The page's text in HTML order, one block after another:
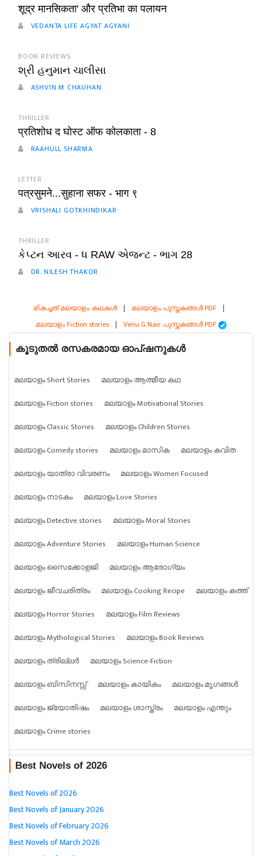
शूद्र मानसिकता' और प्रतिभा का पलायन
VEDANTA LIFE AGYAT AGYANI
BOOK REVIEWS
શ્રી હનુમાન ચાલીસા
ASHVIN M CHAUHAN
THRILLER
प्रतिशोध द घोस्ट ऑफ कोलकाता - 8
RAAHULL SHARMA
LETTER
पत्रसुमने...सुहाना सफर - भाग ९
VRISHALI GOTKHINDIKAR
THRILLER
કેપ્ટન આરવ - ધ RAW એજન્ટ - ભાગ 28
DR. NILESH THAKOR
മികച്ചത് മലയാളം കഥകൾ | മലയാളം പുസ്തകങ്ങൾ PDF |
മലയാളം Fiction stories | Venu G Nair പുസ്തകങ്ങൾ PDF
കൂടുതൽ രസകരമായ ഓപ്ഷനുകൾ
മലയാളം Short Stories
മലയാളം ആത്മീയ കഥ
മലയാളം Fiction stories
മലയാളം Motivational Stories
മലയാളം Classic Stories
മലയാളം Children Stories
മലയാളം Comedy stories
മലയാളം മാസിക
മലയാളം കവിത
മലയാളം യാത്രാ വിവരണം
മലയാളം Women Focused
മലയാളം നാടകം
മലയാളം Love Stories
മലയാളം Detective stories
മലയാളം Moral Stories
മലയാളം Adventure Stories
മലയാളം Human Science
മലയാളം സൈക്കോളജി
മലയാളം ആരോഗ്യം
മലയാളം ജീവചരിത്രം
മലയാളം Cooking Recipe
മലയാളം കത്ത്
മലയാളം Horror Stories
മലയാളം Film Reviews
മലയാളം Mythological Stories
മലയാളം Book Reviews
മലയാളം ത്രില്ലർ
മലയാളം Science-Fiction
മലയാളം ബിസിനസ്സ്
മലയാളം കായികം
മലയാളം മൃഗങ്ങൾ
മലയാളം ജ്യോതിഷം
മലയാളം ശാസ്ത്രം
മലയാളം എന്തും
മലയാളം Crime stories
Best Novels of 2026
Best Novels of 2026
Best Novels of January 2026
Best Novels of February 2026
Best Novels of March 2026